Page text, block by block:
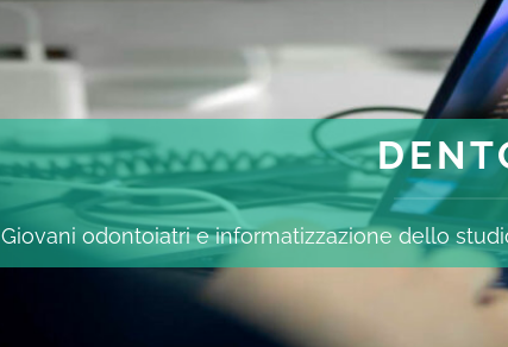
Giovani odontoiatri e informatizzazione dello